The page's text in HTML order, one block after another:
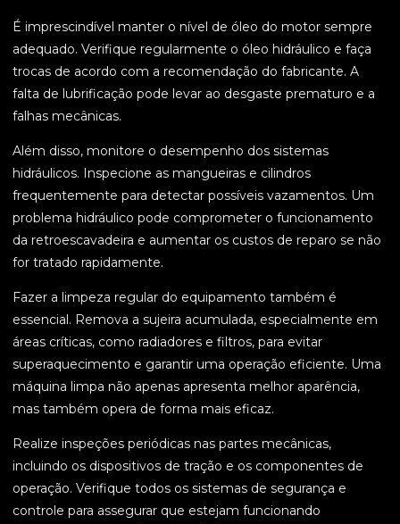
É imprescindível manter o nível de óleo do motor sempre
adequado. Verifique regularmente o óleo hidráulico e faça
trocas de acordo com a recomendação do fabricante. A
falta de lubrificação pode levar ao desgaste prematuro e a
falhas mecânicas.
Além disso, monitore o desempenho dos sistemas
hidráulicos. Inspecione as mangueiras e cilindros
frequentemente para detectar possíveis vazamentos. Um
problema hidráulico pode comprometer o funcionamento
da retroescavadeira e aumentar os custos de reparo se não
for tratado rapidamente.
Fazer a limpeza regular do equipamento também é
essencial. Remova a sujeira acumulada, especialmente em
áreas críticas, como radiadores e filtros, para evitar
superaquecimento e garantir uma operação eficiente. Uma
máquina limpa não apenas apresenta melhor aparência,
mas também opera de forma mais eficaz.
Realize inspeções periódicas nas partes mecânicas,
incluindo os dispositivos de tração e os componentes de
operação. Verifique todos os sistemas de segurança e
controle para assegurar que estejam funcionando